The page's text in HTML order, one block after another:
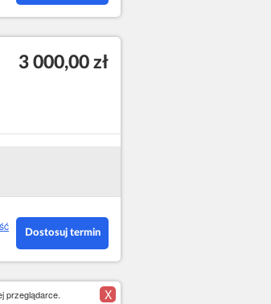
3 000,00 zł
Dostosuj termin
przeglądarce. X